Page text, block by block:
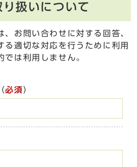
扱いについて
、お問い合わせに対する回答、
る適切な対応を行うために利用
では利用しません。
（必須）